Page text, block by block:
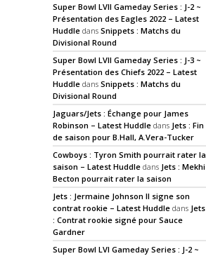
Super Bowl LVII Gameday Series : J-2 ~
Présentation des Eagles 2022 – Latest
Huddle dansSnippets : Matchs du
Divisional Round
Super Bowl LVII Gameday Series : J-3 ~
Présentation des Chiefs 2022 – Latest
Huddle dansSnippets : Matchs du
Divisional Round
Jaguars/Jets : Échange pour James
Robinson – Latest Huddle dans Jets : Fin
de saison pour B.Hall, A.Vera-Tucker
Cowboys : Tyron Smith pourrait rater la
saison – Latest Huddle dans Jets : Mekhi
Becton pourrait rater la saison
Jets : Jermaine Johnson II signe son
contrat rookie – Latest Huddle dans Jets
: Contrat rookie signé pour Sauce
Gardner
Super Bowl LVI Gameday Series : J-2 ~